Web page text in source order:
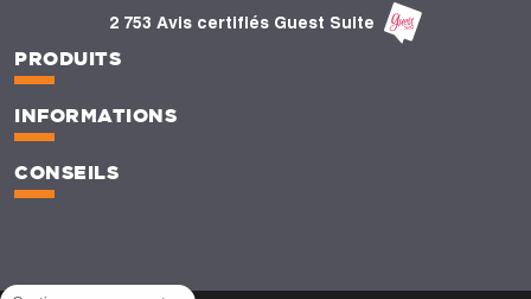
2 753 Avis certifiés Guest Suite
PRODUITS
INFORMATIONS
CONSEILS